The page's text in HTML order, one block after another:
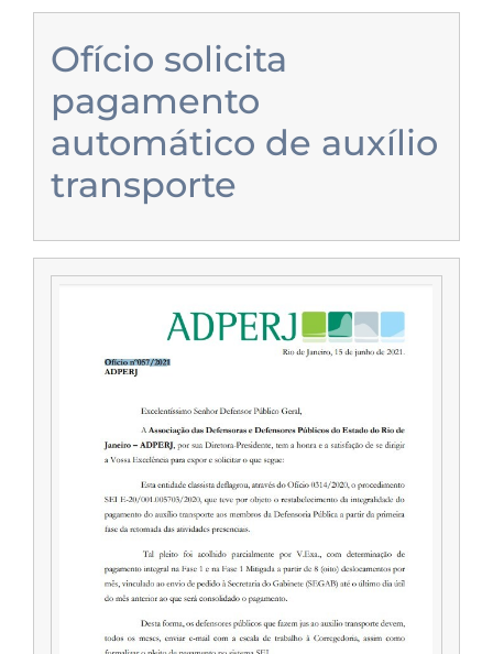
Ofício solicita
pagamento
automático de auxílio
transporte